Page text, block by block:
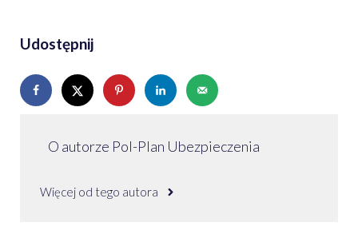
Udostępnij
O autorze Pol-Plan Ubezpieczenia
Więcej od tego autora